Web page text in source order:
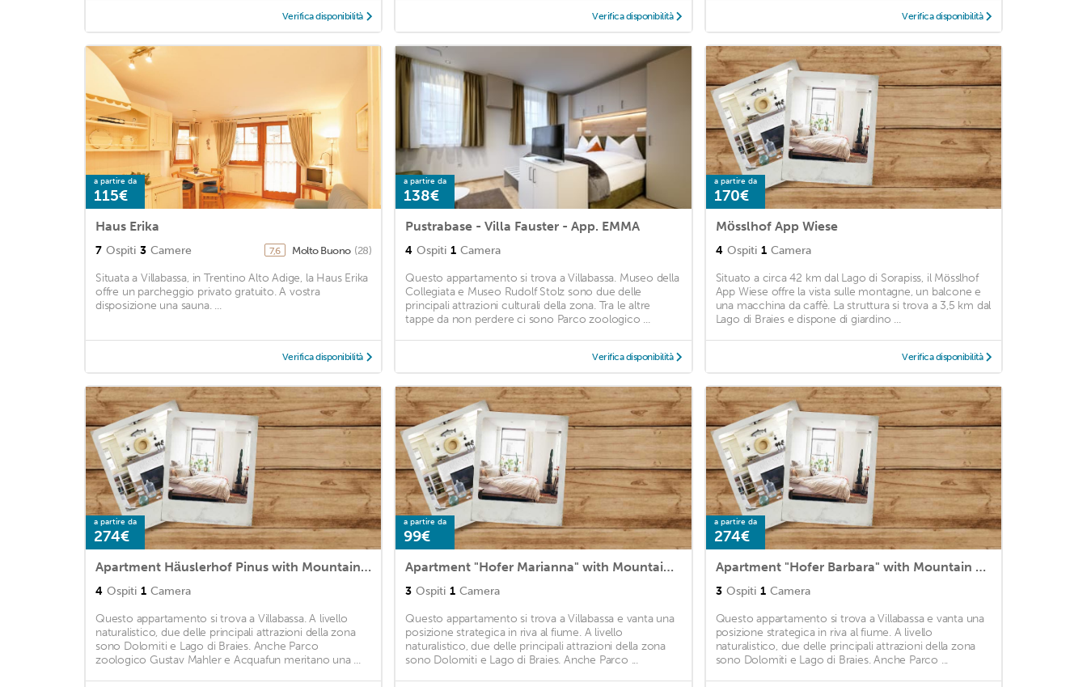
Verifica disponibilità Verifica disponibilità Verifica disponibilità
a partire da
115€
Haus Erika
7 Ospiti 3 Camere 7,6 Molto Buono (28)
Situata a Villabassa, in Trentino Alto Adige, la Haus Erika
offre un parcheggio privato gratuito. A vostra
disposizione una sauna. ...
Verifica disponibilità
a partire da
138€
Pustrabase - Villa Fauster - App. EMMA
4 Ospiti 1 Camera
Questo appartamento si trova a Villabassa. Museo della
Collegiata e Museo Rudolf Stolz sono due delle
principali attrazioni culturali della zona. Tra le altre
tappe da non perdere ci sono Parco zoologico ...
Verifica disponibilità
a partire da
170€
Mösslhof App Wiese
4 Ospiti 1 Camera
Situato a circa 42 km dal Lago di Sorapiss, il Mösslhof
App Wiese offre la vista sulle montagne, un balcone e
una macchina da caffè. La struttura si trova a 3,5 km dal
Lago di Braies e dispone di giardino ...
Verifica disponibilità
a partire da
274€
Apartment Häuslerhof Pinus with Mountain View, Balcony & Wi-Fi
4 Ospiti 1 Camera
Questo appartamento si trova a Villabassa. A livello
naturalistico, due delle principali attrazioni della zona
sono Dolomiti e Lago di Braies. Anche Parco
zoologico Gustav Mahler e Acquafun meritano una ...
a partire da
99€
Apartment "Hofer Marianna" with Mountain View, Wi-Fi, Balcony & Garden
3 Ospiti 1 Camera
Questo appartamento si trova a Villabassa e vanta una
posizione strategica in riva al fiume. A livello
naturalistico, due delle principali attrazioni della zona
sono Dolomiti e Lago di Braies. Anche Parco ...
a partire da
274€
Apartment "Hofer Barbara" with Mountain View, Wi-Fi, Balcony & Garden
3 Ospiti 1 Camera
Questo appartamento si trova a Villabassa e vanta una
posizione strategica in riva al fiume. A livello
naturalistico, due delle principali attrazioni della zona
sono Dolomiti e Lago di Braies. Anche Parco ...